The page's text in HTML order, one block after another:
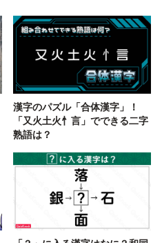
漢字のパズル「合体漢字」！
「又火土火忄言」でできる二字
熟語は？